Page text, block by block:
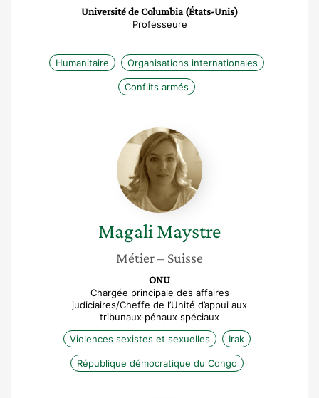
Université de Columbia (États-Unis)
Professeure
Humanitaire Organisations internationales
Conflits armés
Magali
Maystre
Magali Maystre
Métier– Suisse
ONU
Chargée principale des affaires
judiciaires/Cheffe de l’Unité d’appui aux
tribunaux pénaux spéciaux
Violences sexistes et sexuelles
Irak
République démocratique du Congo